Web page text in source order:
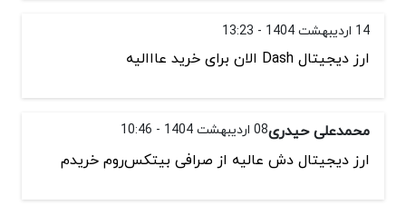
14 اردیبهشت 1404 - 13:23
ارز دیجیتال Dash الان برای خرید عااالیه
محمدعلی حیدری08 اردیبهشت 1404 - 10:46
ارز دیجیتال دش عالیه از صرافی بیتکس‌روم خریدم